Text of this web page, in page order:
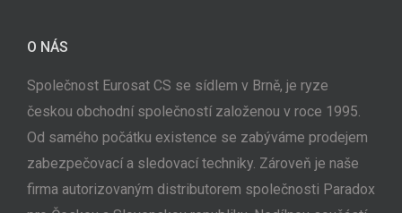
O NÁS
Společnost Eurosat CS se sídlem v Brně, je ryze
českou obchodní společností založenou v roce 1995.
Od samého počátku existence se zabýváme prodejem
zabezpečovací a sledovací techniky. Zároveň je naše
firma autorizovaným distributorem společnosti Paradox